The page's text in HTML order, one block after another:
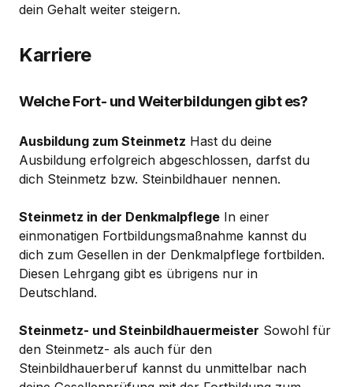
dein Gehalt weiter steigern.
Karriere
Welche Fort- und Weiterbildungen gibt es?
Ausbildung zum Steinmetz Hast du deine
Ausbildung erfolgreich abgeschlossen, darfst du
dich Steinmetz bzw. Steinbildhauer nennen.
Steinmetz in der Denkmalpflege In einer
einmonatigen Fortbildungsmaßnahme kannst du
dich zum Gesellen in der Denkmalpflege fortbilden.
Diesen Lehrgang gibt es übrigens nur in
Deutschland.
Steinmetz- und Steinbildhauermeister Sowohl für
den Steinmetz- als auch für den
Steinbildhauerberuf kannst du unmittelbar nach